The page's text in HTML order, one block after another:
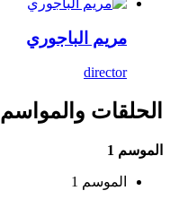
مريم الباجوري
director
الحلقات والمواسم
الموسم 1
الموسم 1